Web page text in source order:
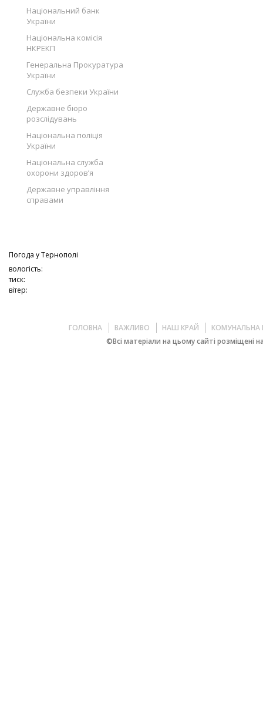
Національний банк
України
Національна комісія
НКРЕКП
Генеральна Прокуратура
України
Служба безпеки України
Державне бюро
розслідувань
Національна поліція
України
Національна служба
охорони здоров’я
Державне управління
справами
Погода уТернополі
вологість:
тиск:
вітер:
ГОЛОВНА ВАЖЛИВО НАШ КРАЙ
КОМУНАЛЬНА
©Всі матеріали на цьому сайті розміщені